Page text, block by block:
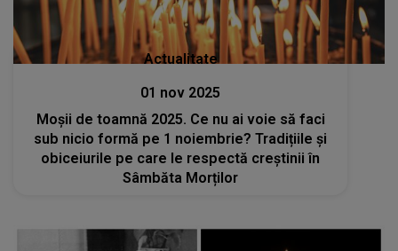
Actualitate
01 nov 2025
Moșii de toamnă 2025. Ce nu ai voie să faci
sub nicio formă pe 1 noiembrie? Tradițiile și
obiceiurile pe care le respectă creștinii în
Sâmbăta Morților